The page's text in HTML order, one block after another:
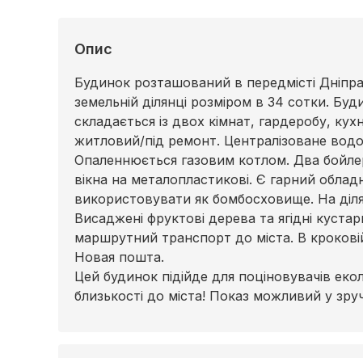
Опис
Будинок розташований в передмісті
земельній ділянці розміром в 34 сотки.
складається із двох кімнат, гардеробу,
житловий/під ремонт. Централізоване
Опаленнюється газовим котлом. Два
вікна на металопластикові. Є гарний
використовувати як бомбосховище. На
Висаджені фруктові дерева та ягідні
маршрутний транспорт до міста. В
Новая пошта.
Цей будинок підійде для поціновувачів
близькості до міста! Показ можливий у